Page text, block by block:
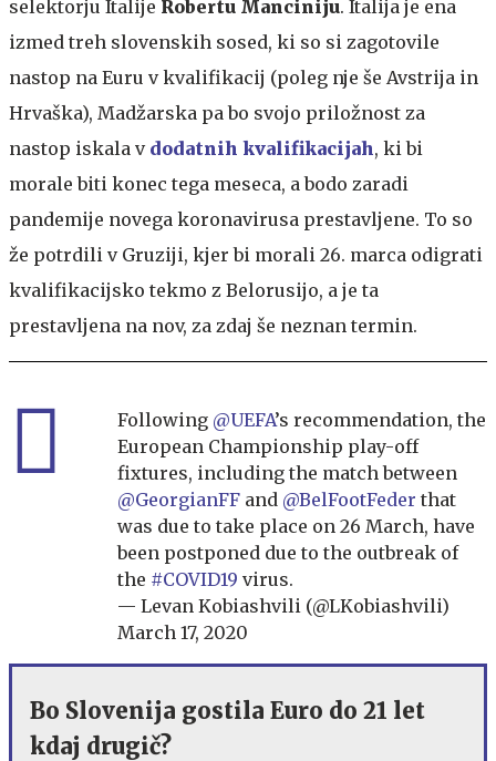
selektorju Italije Robertu Manciniju. Italija je ena
izmed treh slovenskih sosed, ki so si zagotovile
nastop na Euru v kvalifikacij (poleg nje še Avstrija in
Hrvaška), Madžarska pa bo svojo priložnost za
nastop iskala v dodatnih kvalifikacijah, ki bi
morale biti konec tega meseca, a bodo zaradi
pandemije novega koronavirusa prestavljene. To so
že potrdili v Gruziji, kjer bi morali 26. marca odigrati
kvalifikacijsko tekmo z Belorusijo, a je ta
prestavljena na nov, za zdaj še neznan termin.
Following @UEFA’s recommendation, the
European Championship play-off
fixtures, including the match between
@GeorgianFF and @BelFootFeder that
was due to take place on 26 March, have
been postponed due to the outbreak of
the #COVID19 virus.
— Levan Kobiashvili (@LKobiashvili)
March 17, 2020
Bo Slovenija gostila Euro do 21 let
kdaj drugič?